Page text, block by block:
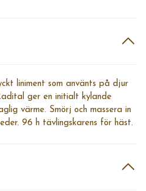
liniment som använts på djur
ger en initialt kylande
värme. Smörj och massera in
96 h tävlingskarens för häst.